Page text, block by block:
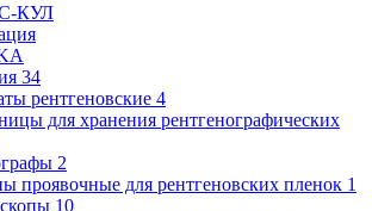
КУЛ
34
рентгеновские 4
для хранения рентгенографических
2
проявочные для рентгеновских пленок 1
10